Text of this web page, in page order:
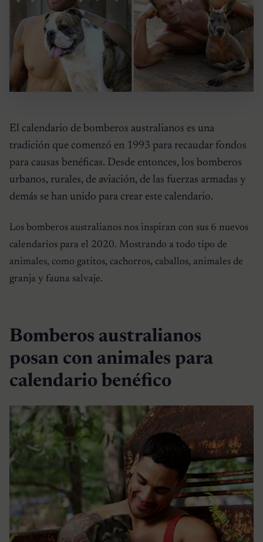
El calendario de bomberos australianos es una
tradición que comenzó en 1993 para recaudar fondos
para causas benéficas. Desde entonces, los bomberos
urbanos, rurales, de aviación, de las fuerzas armadas y
demás se han unido para crear este calendario.
Los bomberos australianos nos inspiran con sus 6 nuevos
calendarios para el 2020. Mostrando a todo tipo de
animales, como gatitos, cachorros, caballos, animales de
granja y fauna salvaje.
Bomberos australianos
posan con animales para
calendario benéfico